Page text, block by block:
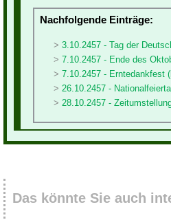
Nachfolgende Einträge:
3.10.2457 - Tag der
7.10.2457 - Ende des
7.10.2457 - Erntedankfest
26.10.2457 -
28.10.2457 -
Das könnte Sie auch